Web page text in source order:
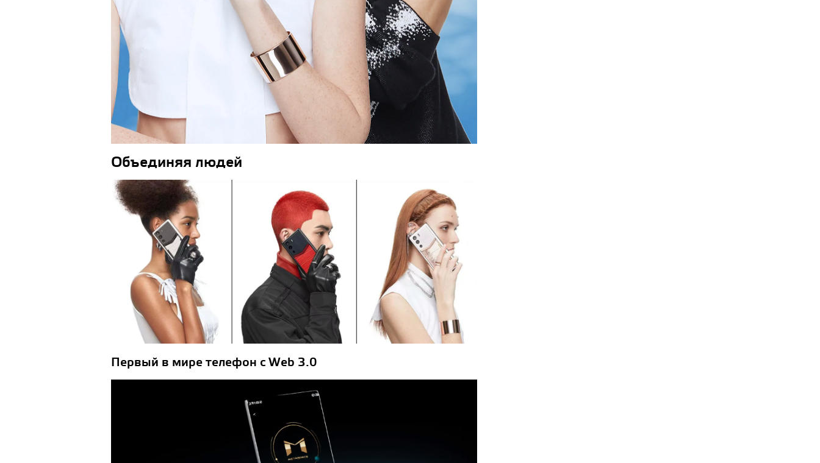
Объединяя людей
Первый в мире телефон с Web 3.0